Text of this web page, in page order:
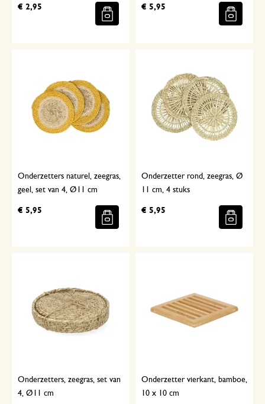
€ 2,95 € 5,95
Onderzetters naturel, zeegras,
geel, set van 4, Ø11 cm
€ 5,95
Onderzetter rond, zeegras, Ø
11 cm, 4 stuks
€ 5,95
Onderzetters, zeegras, set van
4, Ø11 cm
Onderzetter vierkant, bamboe,
10 x 10 cm